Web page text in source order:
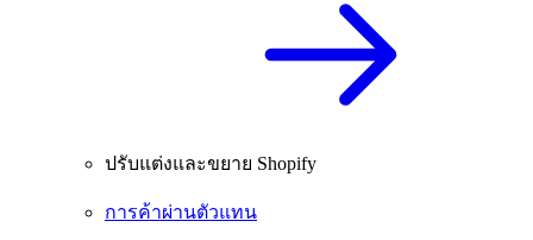
ปรับแต่งและขยาย Shopify
การค้าผ่านตัวแทน